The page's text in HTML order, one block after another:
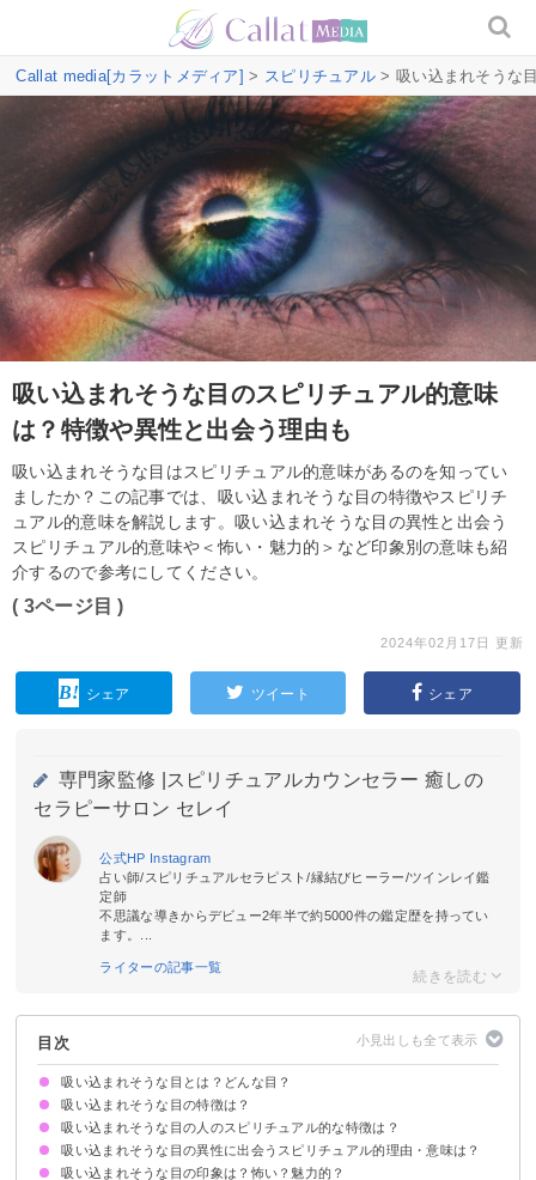
Callat media[カラットメディア] > スピリチュアル > 吸い込まれそうな
吸い込まれそうな目のスピリチュアル的意味
は？特徴や異性と出会う理由も
吸い込まれそうな目はスピリチュアル的意味があるのを知ってい
ましたか？この記事では、吸い込まれそうな目の特徴やスピリチ
ュアル的意味を解説します。吸い込まれそうな目の異性と出会う
スピリチュアル的意味や＜怖い・魅力的＞など印象別の意味も紹
介するので参考にしてください。
( 3ページ目 )
2024年02月17日 更新
シェア ツイート シェア
専門家監修 |
スピリチュアルカウンセラー 癒しの
セラピーサロン セレイ
公式HP Instagram
占い師/スピリチュアルセラピスト/縁結びヒーラー/ツインレイ鑑
定師
不思議な導きからデビュー2年半で約5000件の鑑定歴を持ってい
ます。...
ライターの記事一覧
目次
吸い込まれそうな目とは？どんな目？
吸い込まれそうな目の特徴は？
目に対して黒目の比率が大きい
白目の部分が澄んでいて綺麗
目力が強い
吸い込まれそうな目の人のスピリチュアル的な特徴は？
直感力が高い
オーラが魅力的
波動が高い
魂で繋がった相手
吸い込まれそうな目の異性に出会うスピリチュアル的理由・意味は？
ツインレイとしての運命の出会い
魂の成長という使命のため
スピリチュアル的意味を持たない偶然の出会いもあるので直感に委ねるべき
吸い込まれそうな目の印象は？怖い？魅力的？